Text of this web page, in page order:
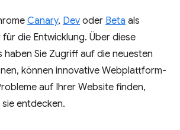
Canary, Dev oder Beta als
die Entwicklung. Über diese
haben Sie Zugriff auf die neuesten
können innovative Webplattform-
auf Ihrer Website finden,
entdecken.